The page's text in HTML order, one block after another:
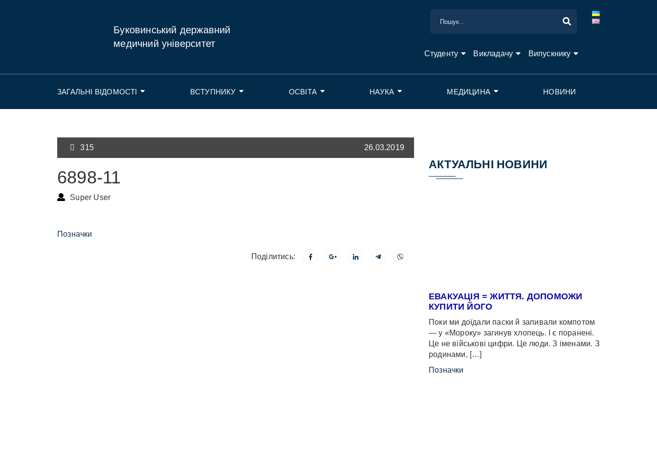
Буковинський державний
медичний університет
Студенту Викладачу Випускнику
ЗАГАЛЬНІ ВІДОМОСТІ ВСТУПНИКУ ОСВІТА НАУКА МЕДИЦИНА НОВИНИ
315 26.03.2019
6898-11
Super User
Позначки
Поділитись:
АКТУАЛЬНІ НОВИНИ
ЕВАКУАЦІЯ = ЖИТТЯ. ДОПОМОЖИ
КУПИТИ ЙОГО
Поки ми доїдали паски й запивали компотом
— у «Мороку» загинув хлопець. І є поранені.
Це не військові цифри. Це люди. З іменами. З
родинами, […]
Позначки